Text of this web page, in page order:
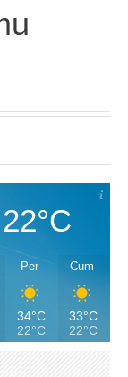
22°C
Per
34°C
22°C
Cum
33°C
22°C